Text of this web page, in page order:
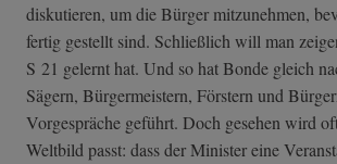
diskutieren, um die Bürger mitzunehmen,
fertig gestellt sind. Schließlich will man
S 21 gelernt hat. Und so hat Bonde gleich
Sägern, Bürgermeistern, Förstern und
Vorgespräche geführt. Doch gesehen wird
Weltbild passt: dass der Minister eine